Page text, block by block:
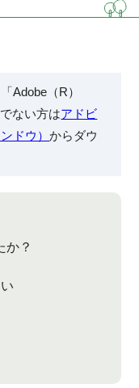
Adobe（R）
ない方はアドビ
ドウ）からダウ
か？